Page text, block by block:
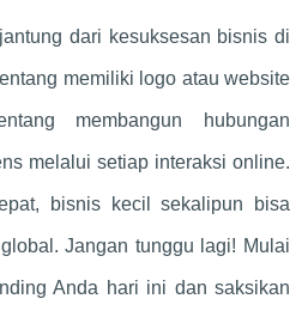
dari kesuksesan bisnis di
memiliki logo atau website
membangun hubungan
melalui setiap interaksi online.
bisnis kecil sekalipun bisa
Jangan tunggu lagi! Mulai
Anda hari ini dan saksikan